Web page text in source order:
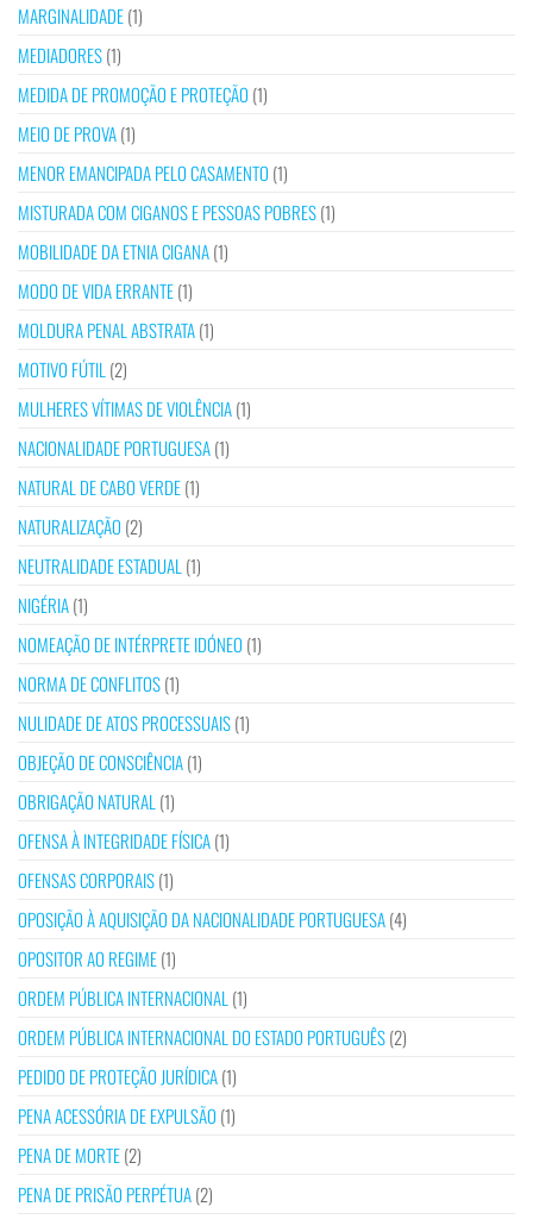
MARGINALIDADE(1)
MEDIADORES(1)
MEDIDA DE PROMOÇÃO E PROTEÇÃO (1)
MEIO DE PROVA(1)
MENOR EMANCIPADA PELO CASAMENTO (1)
MISTURADA COM CIGANOS E PESSOAS POBRES(1)
MOBILIDADE DA ETNIA CIGANA(1)
MODO DE VIDA ERRANTE(1)
MOLDURA PENAL ABSTRATA(1)
MOTIVO FÚTIL(2)
MULHERES VÍTIMAS DE VIOLÊNCIA(1)
NACIONALIDADE PORTUGUESA(1)
NATURAL DE CABO VERDE(1)
NATURALIZAÇÃO (2)
NEUTRALIDADE ESTADUAL(1)
NIGÉRIA(1)
NOMEAÇÃO DE INTÉRPRETE IDÓNEO (1)
NORMA DE CONFLITOS(1)
NULIDADE DE ATOS PROCESSUAIS(1)
OBJEÇÃO DE CONSCIÊNCIA(1)
OBRIGAÇÃO NATURAL(1)
OFENSA À INTEGRIDADE FÍSICA(1)
OFENSAS CORPORAIS(1)
OPOSIÇÃO À AQUISIÇÃO DA NACIONALIDADE PORTUGUESA(4)
OPOSITOR AO REGIME(1)
ORDEM PÚBLICA INTERNACIONAL(1)
ORDEM PÚBLICA INTERNACIONAL DO ESTADO PORTUGUÊS(2)
PEDIDO DE PROTEÇÃO JURÍDICA(1)
PENA ACESSÓRIA DE EXPULSÃO (1)
PENA DE MORTE(2)
PENA DE PRISÃO PERPÉTUA(2)